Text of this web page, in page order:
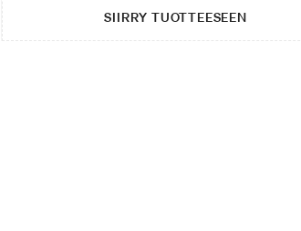
SIIRRY TUOTTEESEEN